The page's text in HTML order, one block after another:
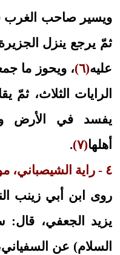
ويسير صاحب الغرب
ثمّ يرجع ينزل
عليه(٦)
، ويحوز ما
الرايات الثلاث، ثمّ
يفسد في الأرض
أهلها(٧)
.
٤ - راية الشيصباني، موطنه الكوفة:
روى ابن أبي زينب
يزيد الجعفي، قال:
السلام) عن